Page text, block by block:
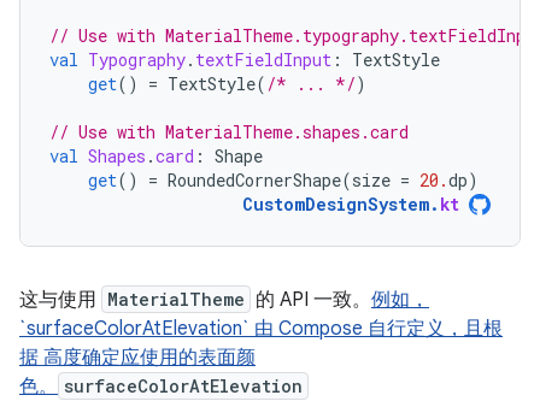
// Use with
val Typography. textFieldInput :
TextStyle
get() = TextStyle( /* ... */)
// Use with MaterialTheme.shapes.card
val Shapes .card : Shape
get() = RoundedCornerShape(size = 20.dp)
CustomDesignSystem. kt
这与使用 MaterialTheme 的 API 一致。 例如，
`surfaceColorAtElevation` 由 Compose 自行定义，且根
据 高度确定应使用的表面颜
色。
surfaceColorAtElevation